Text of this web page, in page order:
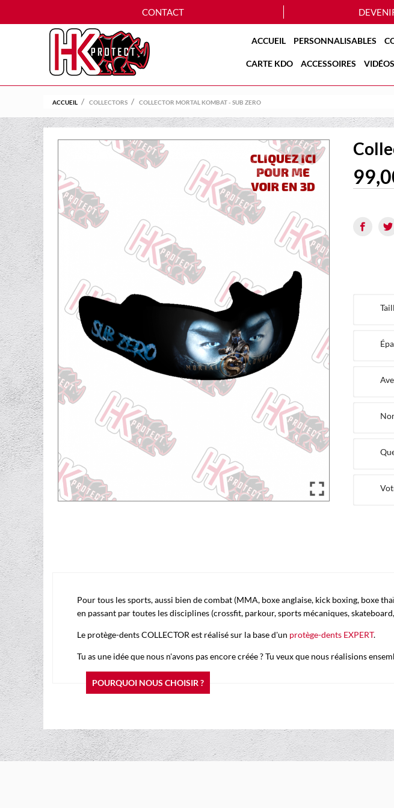
CONTACT
ACCUEIL PERSONNALISABLES
CARTE KDO ACCESSOIRES VIDÉOS
ACCUEIL COLLECTORS COLLECTOR MORTAL KOMBAT - SUB ZERO

Pour tous les sports, aussi bien de combat (MMA, boxe anglaise, kick boxing, boxe
en passant par toutes les disciplines (crossfit, parkour, sports mécaniques,
Le protège-dents COLLECTOR est réalisé sur la base d'un protège-dents EXPERT.
Tu as une idée que nous n'avons pas encore créée ? Tu veux que nous réalisions
POURQUOI NOUS CHOISIR ?